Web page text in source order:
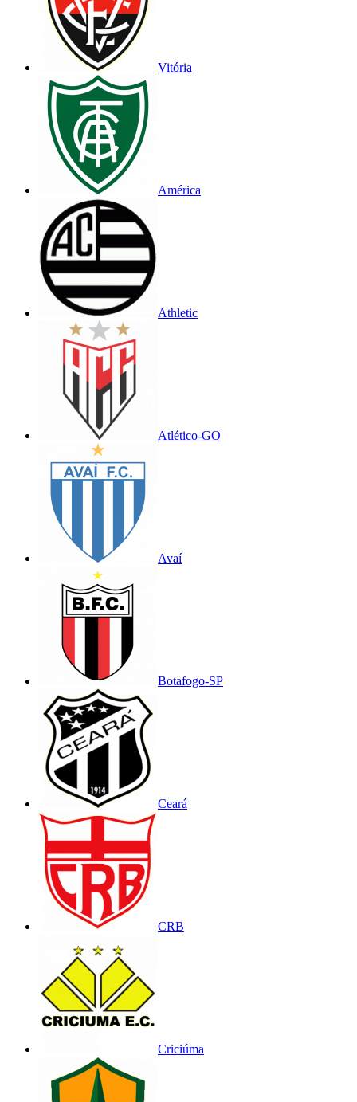
Vitória
América
Athletic
Atlético-GO
Avaí
Botafogo-SP
Ceará
CRB
Criciúma